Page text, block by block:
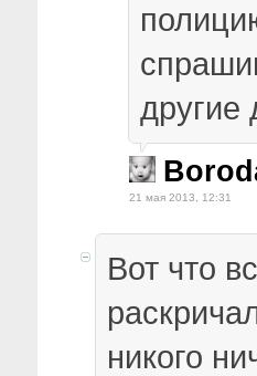
другие
21 мая 2013, 12:31
Вот что
никого